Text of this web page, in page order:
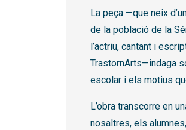
La peça —que neix
de la població de la
l’actriu, cantant i
TrastornArts—indaga
escolar i els motius
L’obra transcorre en
nosaltres, els